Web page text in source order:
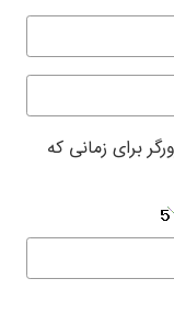
برای زمانی که